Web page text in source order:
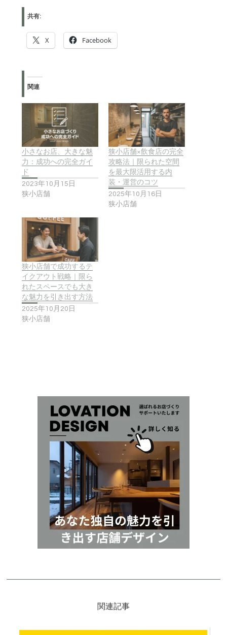
共有:
X Facebook
関連
小さなお店、大きな魅
力：成功への完全ガイ
ド
2023年10月15日
狭小店舗
狭小店舗×飲食店の完全
攻略法｜限られた空間
を最大限活用する内
装・運営のコツ
2025年10月16日
狭小店舗
狭小店舗で成功するテ
イクアウト戦略｜限ら
れたスペースでも大き
な魅力を引き出す方法
2025年10月20日
狭小店舗
バ
関連記事